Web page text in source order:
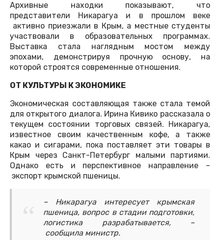
Архивные находки показывают, что
представители Никарагуа и в прошлом веке
активно приезжали в Крым, а местные студенты
участвовали в образовательных программах.
Выставка стала наглядным мостом между
эпохами, демонстрируя прочную основу, на
которой строятся современные отношения.
ОТ КУЛЬТУРЫ К ЭКОНОМИКЕ
Экономическая составляющая также стала темой
для открытого диалога. Ирина Кивико рассказала о
текущем состоянии торговых связей. Никарагуа,
известное своим качественным кофе, а также
какао и сигарами, пока поставляет эти товары в
Крым через Санкт-Петербург малыми партиями.
Однако есть и перспективное направление –
экспорт крымской пшеницы.
– Никарагуа интересует крымская
пшеница, вопрос в стадии подготовки,
логистика разрабатывается, –
сообщила министр.